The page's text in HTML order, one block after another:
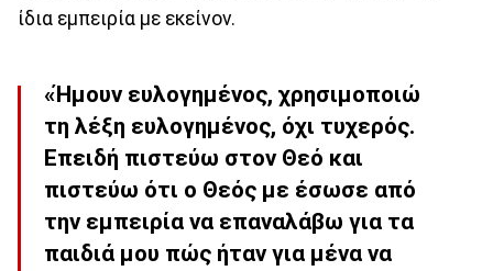
ίδια εμπειρία με εκείνον.
«Ήμουν ευλογημένος, χρησιμοποιώ
τη λέξη ευλογημένος, όχι τυχερός.
Επειδή πιστεύω στον Θεό και
πιστεύω ότι ο Θεός με έσωσε από
την εμπειρία να επαναλάβω για τα
παιδιά μου πώς ήταν για μένα να